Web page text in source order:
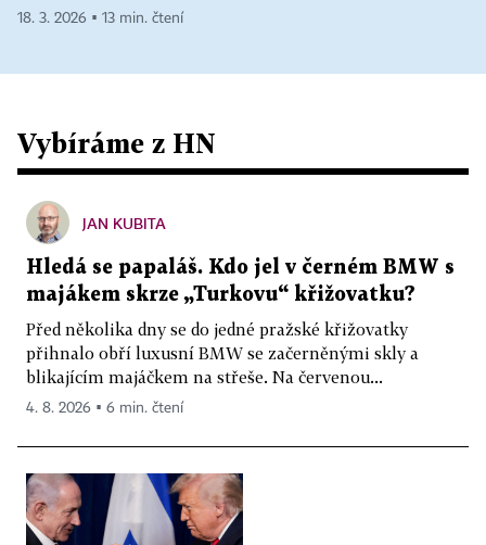
18. 3. 2026 ▪ 13 min. čtení
Vybíráme z HN
JAN KUBITA
Hledá se papaláš. Kdo jel v černém BMW s
majákem skrze „Turkovu“ křižovatku?
Před několika dny se do jedné pražské křižovatky
přihnalo obří luxusní BMW se začerněnými skly a
blikajícím majáčkem na střeše. Na červenou...
4. 8. 2026 ▪ 6 min. čtení